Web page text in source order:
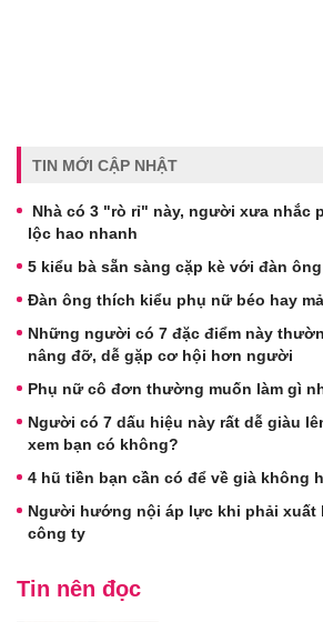
TIN MỚI CẬP NHẬT
Nhà có 3 "rò rỉ" này, người xưa nhắc
lộc hao nhanh
5 kiểu bà sẵn sàng cặp kè với đàn
Đàn ông thích kiểu phụ nữ béo hay
Những người có 7 đặc điểm này
nâng đỡ, dễ gặp cơ hội hơn người
Phụ nữ cô đơn thường muốn làm gì
Người có 7 dấu hiệu này rất dễ giàu
xem bạn có không?
4 hũ tiền bạn cần có để về già không
Người hướng nội áp lực khi phải xuất
công ty
Tin nên đọc